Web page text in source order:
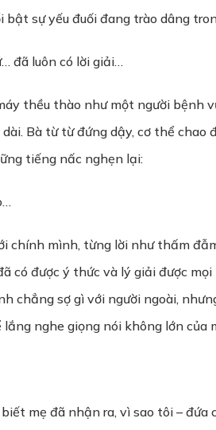
bật sự yếu đuối đang trào dâng
đã luôn có lời giải…
thều thào như một người bệnh
Bà từ từ đứng dậy, cơ thể
tiếng nấc nghẹn lại:
chính mình, từng lời như thấm
có được ý thức và lý giải được
chẳng sợ gì với người ngoài,
nghe giọng nói không lớn
mẹ đã nhận ra, vì sao tôi –